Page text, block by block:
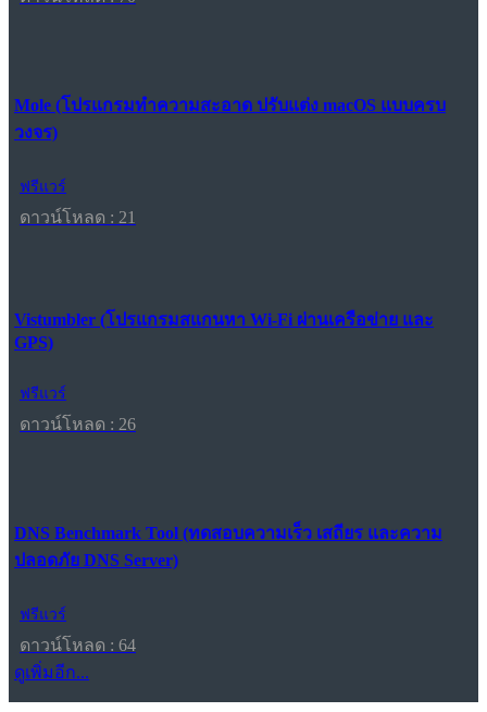
Mole (โปรแกรมทำความสะอาด ปรับแต่ง macOS แบบครบ
วงจร)
ฟรีแวร์
ดาวน์โหลด : 21
Vistumbler (โปรแกรมสแกนหา Wi-Fi ผ่านเครือข่าย และ
GPS)
ฟรีแวร์
ดาวน์โหลด : 26
DNS Benchmark Tool (ทดสอบความเร็ว เสถียร และความ
ปลอดภัย DNS Server)
ฟรีแวร์
ดาวน์โหลด : 64
ดูเพิ่มอีก...